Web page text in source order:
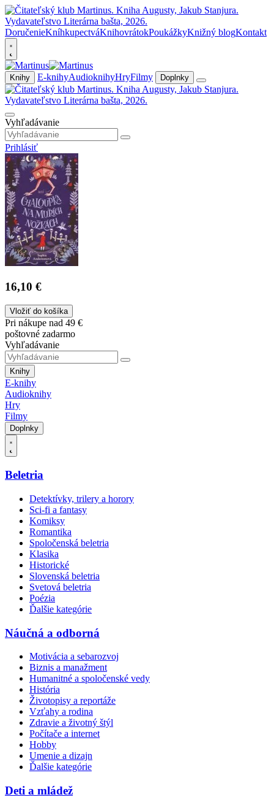
DoručenieKníhkupectváKnihovrátokPoukážkyKnižný blogKontakt
Knihy E-knihyAudioknihyHryFilmy Doplnky
Vyhľadávanie
Prihlásiť
16,10 €
Vložiť do košíka
Pri nákupe nad 49 €
poštovné zadarmo
Vyhľadávanie
Knihy
E-knihy
Audioknihy
Hry
Filmy
Doplnky
Beletria
Detektívky, trilery a horory
Sci-fi a fantasy
Komiksy
Romantika
Spoločenská beletria
Klasika
Historické
Slovenská beletria
Svetová beletria
Poézia
Ďalšie kategórie
Náučná a odborná
Motivácia a sebarozvoj
Biznis a manažment
Humanitné a spoločenské vedy
História
Životopisy a reportáže
Vzťahy a rodina
Zdravie a životný štýl
Počítače a internet
Hobby
Umenie a dizajn
Ďalšie kategórie
Deti a mládež